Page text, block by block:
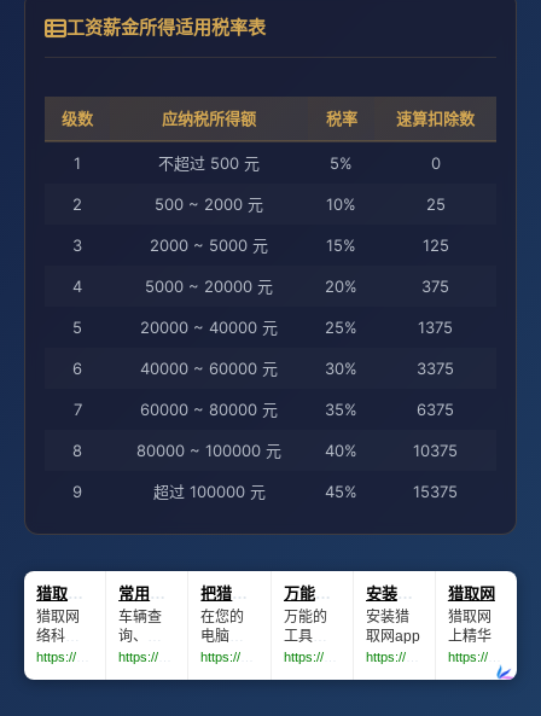
工资薪金所得适用税率表
级数 应纳税所得额 税率 速算扣除数
1 不超过 500 元 5% 0
2 500 ~ 2000 元 10% 25
3 2000 ~ 5000 元 15% 125
4 5000 ~ 20000 元 20% 375
5 20000 ~ 40000 元 25% 1375
6 40000 ~ 60000 元 30% 3375
7 60000 ~ 80000 元 35% 6375
8 80000 ~ 100000 元 40% 10375
9 超过 100000 元 45% 15375